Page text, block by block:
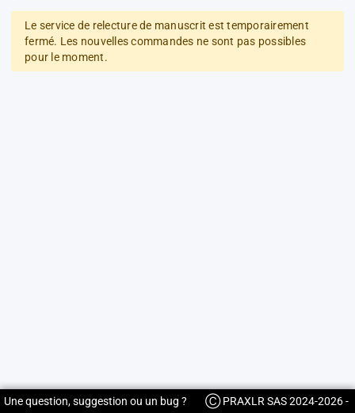
Le service de relecture de manuscrit est temporairement
fermé. Les nouvelles commandes ne sont pas possibles
pour le moment.
Une question, suggestion ou un bug ?
Ⓒ PRAXLR SAS 2024-2026 -